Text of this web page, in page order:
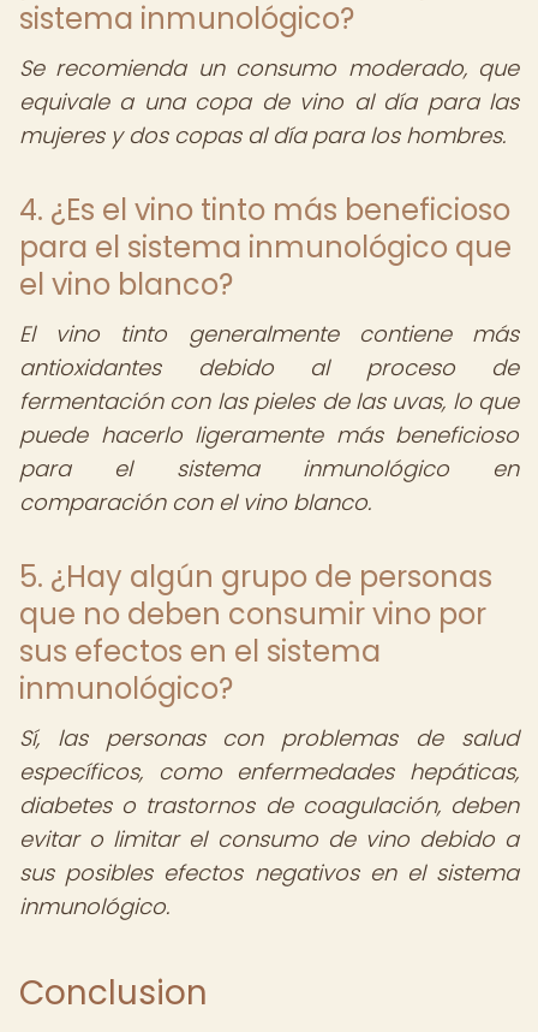
sistema inmunológico?
Se recomienda un consumo moderado, que
equivale a una copa de vino al día para las
mujeres y dos copas al día para los hombres.
4. ¿Es el vino tinto más beneficioso
para el sistema inmunológico que
el vino blanco?
El vino tinto generalmente contiene más
antioxidantes debido al proceso de
fermentación con las pieles de las uvas, lo que
puede hacerlo ligeramente más beneficioso
para el sistema inmunológico en
comparación con el vino blanco.
5. ¿Hay algún grupo de personas
que no deben consumir vino por
sus efectos en el sistema
inmunológico?
Sí, las personas con problemas de salud
específicos, como enfermedades hepáticas,
diabetes o trastornos de coagulación, deben
evitar o limitar el consumo de vino debido a
sus posibles efectos negativos en el sistema
inmunológico.
Conclusion